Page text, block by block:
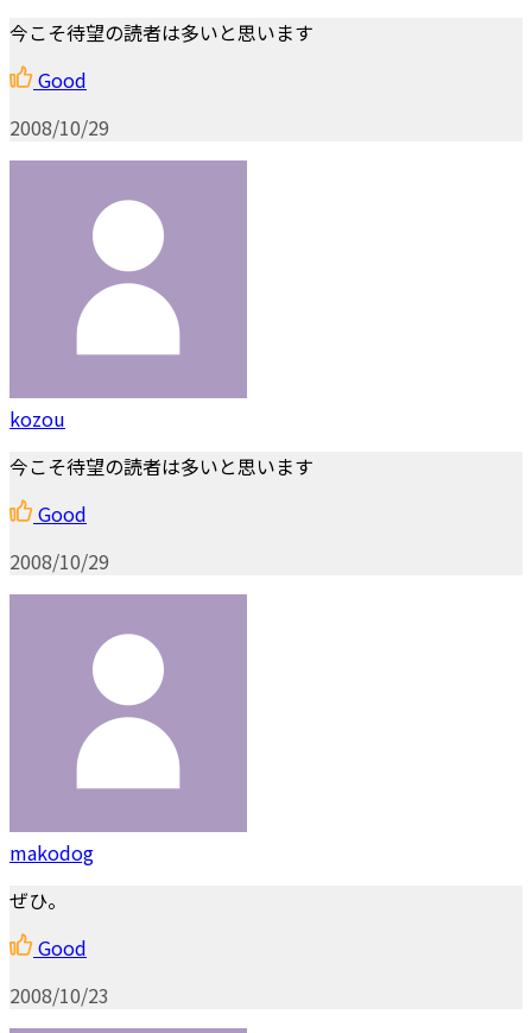
今こそ待望の読者は多いと思います
Good
2008/10/29
kozou
今こそ待望の読者は多いと思います
Good
2008/10/29
makodog
ぜひ。
Good
2008/10/23